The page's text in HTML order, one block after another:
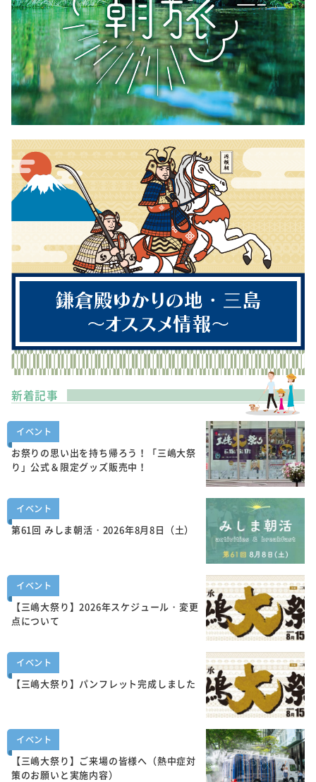
新着記事
イベント
お祭りの思い出を持ち帰ろう！「三嶋大祭
り」公式＆限定グッズ販売中！
イベント
第61回 みしま朝活・2026年8月8日（土）
イベント
【三嶋大祭り】2026年スケジュール・変更
点について
イベント
【三嶋大祭り】パンフレット完成しました
イベント
【三嶋大祭り】ご来場の皆様へ（熱中症対
策のお願いと実施内容）